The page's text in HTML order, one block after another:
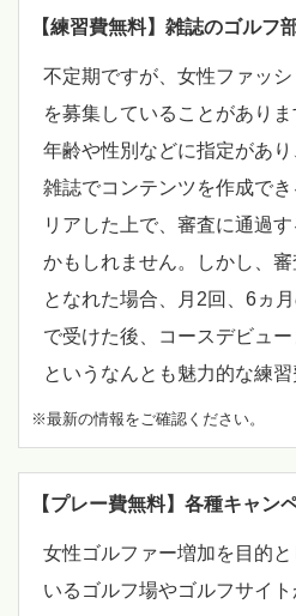
【練習費無料】雑誌のゴルフ
不定期ですが、女性ファッ
を募集していることがありま
年齢や性別などに指定があ
雑誌でコンテンツを作成で
リアした上で、審査に通過
かもしれません。しかし、
となれた場合、月2回、6ヵ
で受けた後、コースデビュ
というなんとも魅力的な練習
※最新の情報をご確認ください。
【プレー費無料】各種キャン
女性ゴルファー増加を目的
いるゴルフ場やゴルフサイ